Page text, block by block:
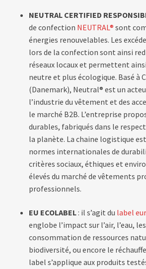
NEUTRAL CERTIFIED
de confection NEUTRAL® sont
énergies renouvelables. Les
lors de la confection sont ainsi
réseaux locaux et permettent
neutre et plus écologique. Basé à
(Danemark), Neutral® est un
l’industrie du vêtement et des
le marché B2B. L’entreprise
durables, fabriqués dans le
la planète. La chaine logistique
normes internationales de
critères sociaux, éthiques et
élevés du marché de vêtements
professionnels.
EU ECOLABEL : il s’agit du label
englobe l’impact sur l’air, l’eau,
consommation de ressources
biodiversité, ou encore le
label s’applique aux produits